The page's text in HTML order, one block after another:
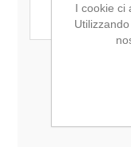
I cookie ci